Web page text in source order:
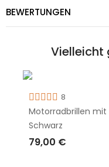
BEWERTUNGEN
Vielleicht
8
Motorradbrillen mit
Schwarz
79,00 €